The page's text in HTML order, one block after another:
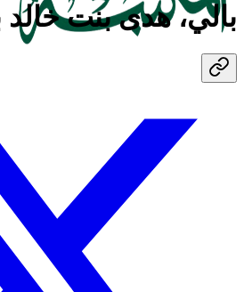
بالي، هدى بنت خالد